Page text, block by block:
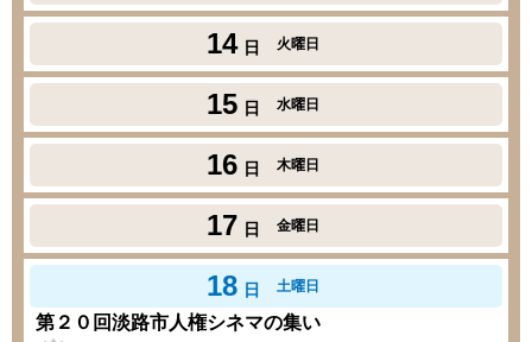
14 日 火曜日
15 日 水曜日
16 日 木曜日
17 日 金曜日
18 日 土曜日
第２０回淡路市人権シネマの集い